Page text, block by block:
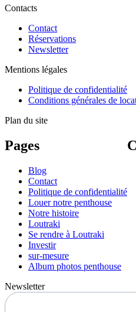
Contacts
Contact
Réservations
Newsletter
Mentions légales
Politique de confidentialité
Conditions générales de
Plan du site
Pages
Blog
Contact
Politique de confidentialité
Louer notre penthouse
Notre histoire
Loutraki
Se rendre à Loutraki
Investir
sur-mesure
Album photos penthouse
Newsletter